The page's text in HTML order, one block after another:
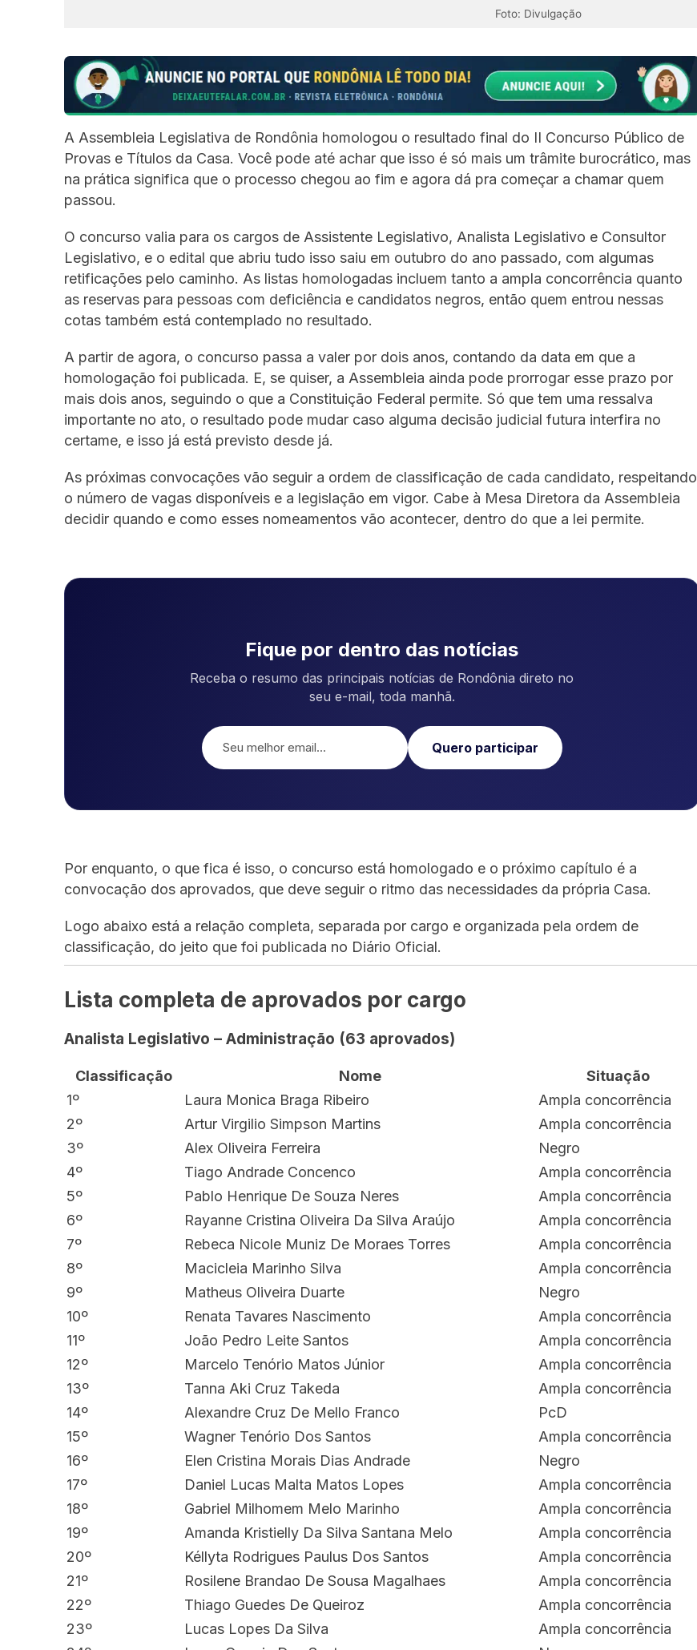
Foto: Divulgação
A Assembleia Legislativa de Rondônia homologou o resultado final do II Concurso Público de
Provas e Títulos da Casa. Você pode até achar que isso é só mais um trâmite burocrático, mas
na prática significa que o processo chegou ao fim e agora dá pra começar a chamar quem
passou.
O concurso valia para os cargos de Assistente Legislativo, Analista Legislativo e Consultor
Legislativo, e o edital que abriu tudo isso saiu em outubro do ano passado, com algumas
retificações pelo caminho. As listas homologadas incluem tanto a ampla concorrência quanto
as reservas para pessoas com deficiência e candidatos negros, então quem entrou nessas
cotas também está contemplado no resultado.
A partir de agora, o concurso passa a valer por dois anos, contando da data em que a
homologação foi publicada. E, se quiser, a Assembleia ainda pode prorrogar esse prazo por
mais dois anos, seguindo o que a Constituição Federal permite. Só que tem uma ressalva
importante no ato, o resultado pode mudar caso alguma decisão judicial futura interfira no
certame, e isso já está previsto desde já.
As próximas convocações vão seguir a ordem de classificação de cada candidato, respeitando
o número de vagas disponíveis e a legislação em vigor. Cabe à Mesa Diretora da Assembleia
decidir quando e como esses nomeamentos vão acontecer, dentro do que a lei permite.
Fique por dentro das notícias
Receba o resumo das principais notícias de Rondônia direto no
seu e-mail, toda manhã.
Quero participar
Por enquanto, o que fica é isso, o concurso está homologado e o próximo capítulo é a
convocação dos aprovados, que deve seguir o ritmo das necessidades da própria Casa.
Logo abaixo está a relação completa, separada por cargo e organizada pela ordem de
classificação, do jeito que foi publicada no Diário Oficial.
Lista completa de aprovados por cargo
Analista Legislativo – Administração (63 aprovados)
Classificação Nome
Situação
1º
Laura Monica Braga Ribeiro
Ampla concorrência
2º
Artur Virgilio Simpson Martins
Ampla concorrência
3º
Alex Oliveira Ferreira
Negro
4º
Tiago Andrade Concenco
Ampla concorrência
5º
Pablo Henrique De Souza Neres
Ampla concorrência
6º
Rayanne Cristina Oliveira Da Silva Araújo
Ampla concorrência
7º
Rebeca Nicole Muniz De Moraes Torres
Ampla concorrência
8º
Macicleia Marinho Silva
Ampla concorrência
9º
Matheus Oliveira Duarte
Negro
10º
Renata Tavares Nascimento
Ampla concorrência
11º
João Pedro Leite Santos
Ampla concorrência
12º
Marcelo Tenório Matos Júnior
Ampla concorrência
13º
Tanna Aki Cruz Takeda
Ampla concorrência
14º
Alexandre Cruz De Mello Franco
PcD
15º
Wagner Tenório Dos Santos
Ampla concorrência
16º
Elen Cristina Morais Dias Andrade
Negro
17º
Daniel Lucas Malta Matos Lopes
Ampla concorrência
18º
Gabriel Milhomem Melo Marinho
Ampla concorrência
19º
Amanda Kristielly Da Silva Santana Melo
Ampla concorrência
20º
Kéllyta Rodrigues Paulus Dos Santos
Ampla concorrência
21º
Rosilene Brandao De Sousa Magalhaes
Ampla concorrência
22º
Thiago Guedes De Queiroz
Ampla concorrência
23º
Lucas Lopes Da Silva
Ampla concorrência